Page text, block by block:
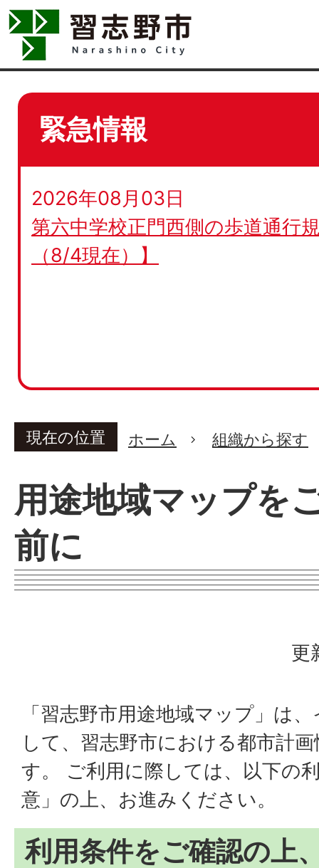
緊急情報
2026年08月03日
第六中学校正門西側の歩道通行
（8/4現在）】
現在の位置 ホーム 組織から探す
用途地域マップを
前に
更
「習志野市用途地域マップ」は
して、習志野市における都市計
す。 ご利用に際しては、以下の
意」の上、お進みください。
利用条件をご確認の上